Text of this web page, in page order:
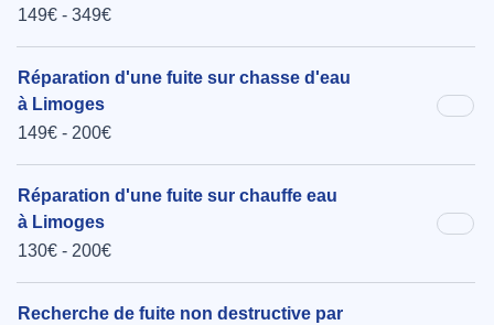
149€ - 349€
Réparation d'une fuite sur chasse d'eau
à Limoges
149€ - 200€
Réparation d'une fuite sur chauffe eau
à Limoges
130€ - 200€
Recherche de fuite non destructive par